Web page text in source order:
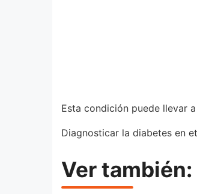
Esta condición puede llevar
Diagnosticar la diabetes en
Ver también: